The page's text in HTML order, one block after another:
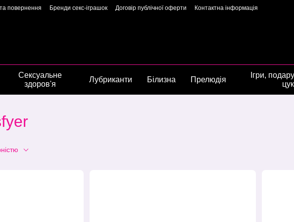
повернення Бренди секс-іграшок Договір публічної оферти
Контактна інформація
Сексуальне
здоров'я
Лубриканти Білизна Прелюдія
Ігри,